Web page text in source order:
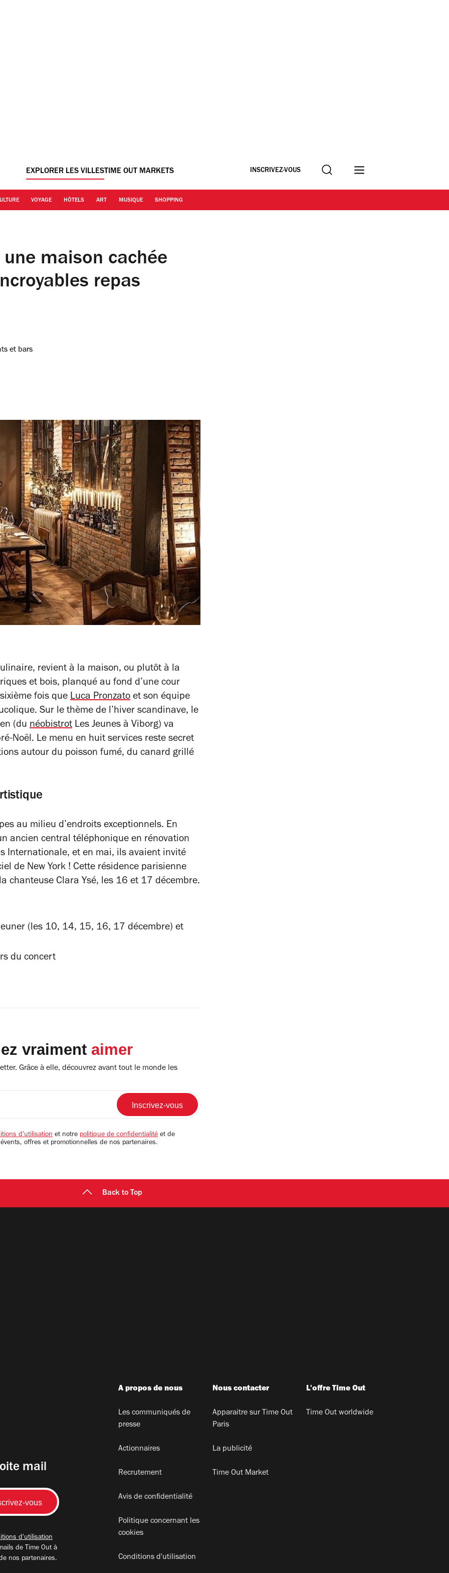
EXPLORER LES VILLESTIME OUT MARKETS INSCRIVEZ-VOUS Recherche
VOYAGE HÔTELS ART MUSIQUE SHOPPING
maison cachée
repas
et bars
revient à la maison, ou plutôt à la
et bois, planqué au fond d’une cour
fois que Luca Pronzato et son équipe
Sur le thème de l’hiver scandinave, le
(du néobistrot Les Jeunes à Viborg) va
Noël. Le menu en huit services reste secret
autour du poisson fumé, du canard grillé
au milieu d’endroits exceptionnels. En
ancien central téléphonique en rénovation
Internationale, et en mai, ils avaient invité
de New York ! Cette résidence parisienne
chanteuse Clara Ysé, les 16 et 17 décembre.
(les 10, 14, 15, 16, 17 décembre) et
du concert
vraiment aimer
Grâce à elle, découvrez avant tout le monde les
d'utilisation et notre politique de confidentialité et de
offres et promotionnelles de nos partenaires.
Back to Top
mail
d'utilisation
de Time Out à
nos partenaires.
A propos de nous
Les communiqués de
presse
Actionnaires
Recrutement
Avis de confidentialité
Politique concernant les
cookies
Conditions d'utilisation
Nous contacter
Apparaitre sur Time Out
Paris
La publicité
Time Out Market
L'offre Time Out
Time Out worldwide